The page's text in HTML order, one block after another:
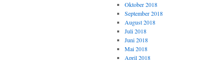
Oktober 2018
September 2018
August 2018
Juli 2018
Juni 2018
Mai 2018
April 2018